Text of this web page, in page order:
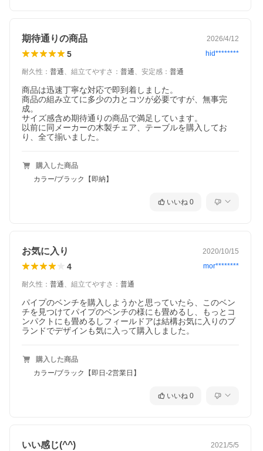
期待通りの商品 2026/4/12
5 hid********
耐久性 ： 普通、 組立てやすさ ： 普通、 安定感 ： 普通
商品は迅速丁寧な対応で即到着しました。
商品の組み立てに多少の力とコツが必要ですが、無事完
成。
サイズ感含め期待通りの商品で満足しています。
以前に同メーカーの木製チェア、テーブルを購入してお
購入した商品
カラー/ブラック【即納】
いいね 0
お気に入り 2020/10/15
4 mor********
耐久性 ： 普通、 組立てやすさ ： 普通
パイプのベンチを購入しようかと思っていたら、このベン
チを見つけてパイプのベンチの様にも畳めるし、もっとコ
ンパクトにも畳めるしフィールドアは結構お気に入りのブ
ランドでデザインも気に入って購入しました。
購入した商品
カラー/ブラック【即日-2営業日】
いいね 0
いい感じ(^^) 2021/5/5